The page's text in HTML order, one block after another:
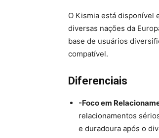
O Kismia está disponível
diversas nações da
base de usuários
compatível.
Diferenciais
-Foco em
relacionamentos
e duradoura após o